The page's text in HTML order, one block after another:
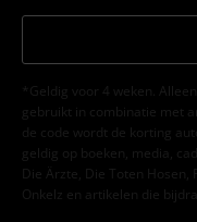
*Geldig voor 4 weken.
gebruikt in combinatie met
de code wordt de korting
geldig op boeken, media,
Die Ärzte, Die Toten
Onkelz en artikelen die